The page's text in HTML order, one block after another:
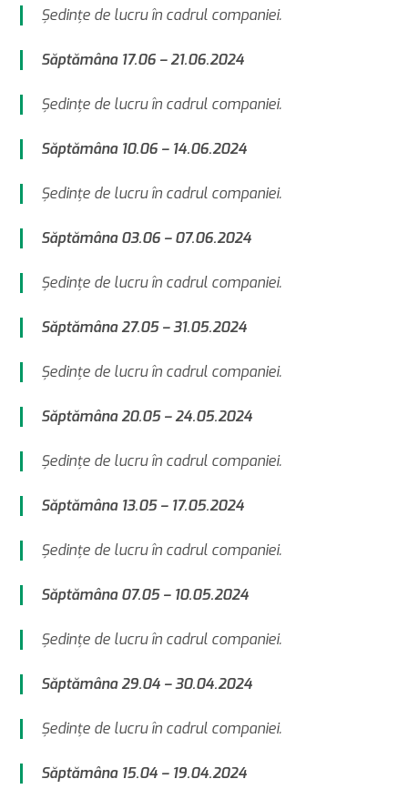
Şedinţe de lucru în cadrul companiei.
Săptămâna 17.06 – 21.06.2024
Şedinţe de lucru în cadrul companiei.
Săptămâna 10.06 – 14.06.2024
Şedinţe de lucru în cadrul companiei.
Săptămâna 03.06 – 07.06.2024
Şedinţe de lucru în cadrul companiei.
Săptămâna 27.05 – 31.05.2024
Şedinţe de lucru în cadrul companiei.
Săptămâna 20.05 – 24.05.2024
Şedinţe de lucru în cadrul companiei.
Săptămâna 13.05 – 17.05.2024
Şedinţe de lucru în cadrul companiei.
Săptămâna 07.05 – 10.05.2024
Şedinţe de lucru în cadrul companiei.
Săptămâna 29.04 – 30.04.2024
Şedinţe de lucru în cadrul companiei.
Săptămâna 15.04 – 19.04.2024